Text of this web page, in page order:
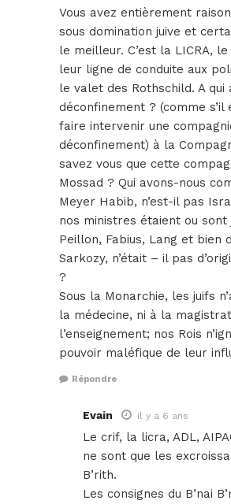
Vous avez entièrement
sous domination juive et
le meilleur. C’est la LICRA,
leur ligne de conduite aux
le valet des Rothschild. A
déconfinement ? (comme
faire intervenir une
déconfinement) à la
savez vous que cette
Mossad ? Qui avons-nous
Meyer Habib, n’est-il pas
nos ministres étaient ou sont
Peillon, Fabius, Lang et bien
Sarkozy, n’était – il pas
?
Sous la Monarchie, les juifs
la médecine, ni à la
l’enseignement; nos Rois
pouvoir maléfique de leur
Répondre
Evain il y a 6 ans
Le crif, la licra, ADL,
ne sont que les
B’rith.
Les consignes du B’nai